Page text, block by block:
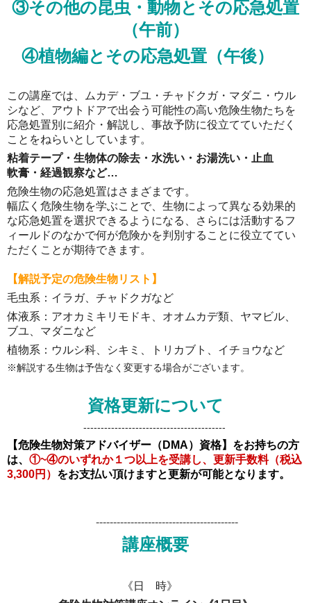
③その他の昆虫・動物とその応急処置
（午前）
④植物編とその応急処置（午後）
この講座では、ムカデ・ブユ・チャドクガ・マダニ・ウル
シなど、アウトドアで出会う可能性の高い危険生物たちを
応急処置別に紹介・解説し、事故予防に役立てていただく
ことをねらいとしています。
粘着テープ・生物体の除去・水洗い・お湯洗い・止血
軟膏・経過観察など…
危険生物の応急処置はさまざまです。
幅広く危険生物を学ぶことで、生物によって異なる効果的
な応急処置を選択できるようになる、さらには活動するフ
ィールドのなかで何が危険かを判別することに役立ててい
ただくことが期待できます。
【解説予定の危険生物リスト】
毛虫系：イラガ、チャドクガなど
体液系：アオカミキリモドキ、オオムカデ類、ヤマビル、
ブユ、マダニなど
植物系：ウルシ科、シキミ、トリカブト、イチョウなど
※解説する生物は予告なく変更する場合がございます。
資格更新について
-----------------------------------------
【危険生物対策アドバイザー（DMA）資格】をお持ちの方
は、 ①~④のいずれか１つ以上を受講し、更新手数料（税込
3,300円） をお支払い頂けますと更新が可能となります。
-----------------------------------------
講座概要
《日 時》